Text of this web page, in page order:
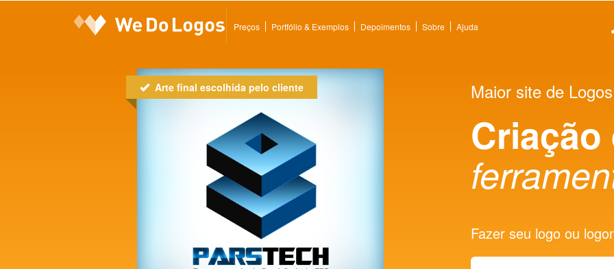
Preços Portfólio & Exemplos Depoimentos Sobre Ajuda
Arte final escolhida pelo cliente Maior site de
Criação
Fazer seu logo ou